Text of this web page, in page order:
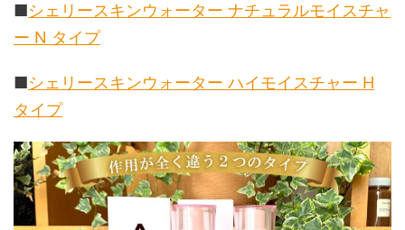
■シェリースキンウォーター ナチュラルモイスチャ
ー N タイプ
■シェリースキンウォーター ハイモイスチャー H
タイプ